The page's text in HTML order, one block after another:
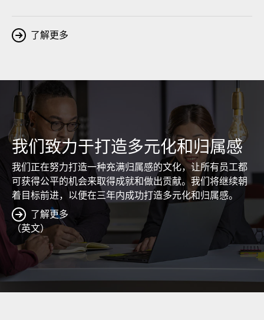
了解更多
我们致力于打造多元化和归属感
我们正在努力打造一种充满归属感的文化，让所有员工都
可获得公平的机会来取得成就和做出贡献。我们将继续朝
着目标前进，以便在三年内成功打造多元化和归属感。
了解更多
（英文）